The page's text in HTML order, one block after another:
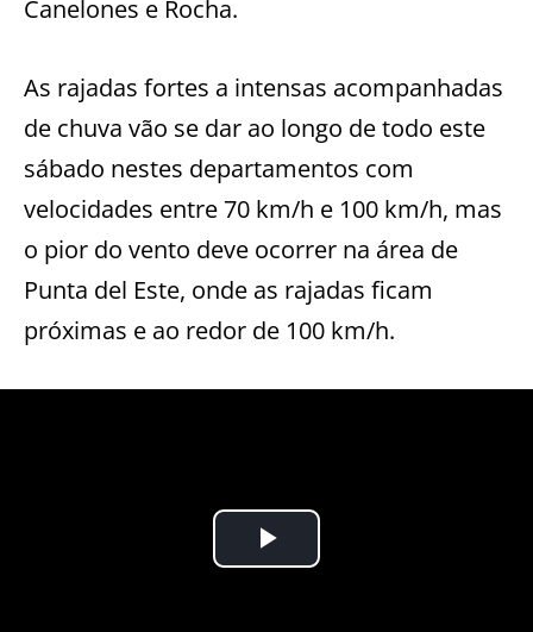
Canelones e Rocha.
As rajadas fortes a intensas acompanhadas
de chuva vão se dar ao longo de todo este
sábado nestes departamentos com
velocidades entre 70 km/h e 100 km/h, mas
o pior do vento deve ocorrer na área de
Punta del Este, onde as rajadas ficam
próximas e ao redor de 100 km/h.